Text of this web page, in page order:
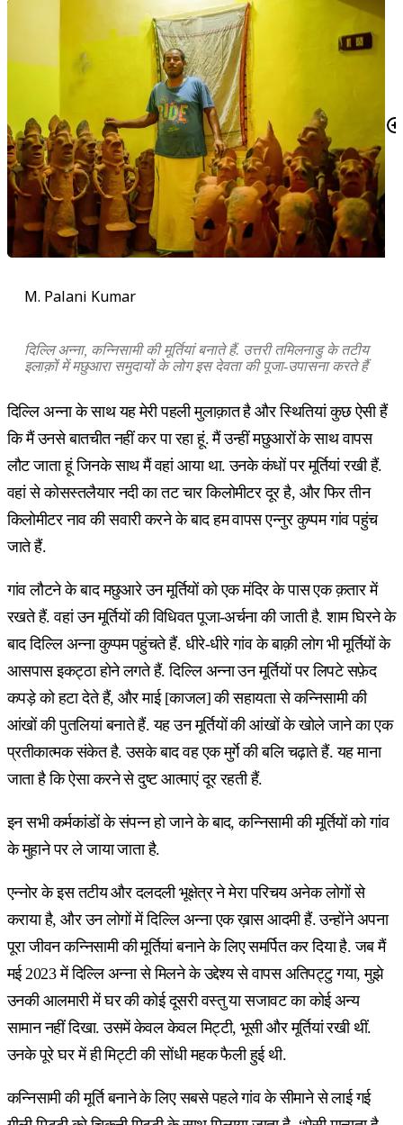
M. Palani Kumar
दिल्लि अन्ना, कन्निसामी की मूर्तियां बनाते हैं. उत्तरी तमिलनाडु के तटीय
इलाक़ों में मछुआरा समुदायों के लोग इस देवता की पूजा-उपासना करते हैं
दिल्लि अन्ना के साथ यह मेरी पहली मुलाक़ात है और स्थितियां कुछ ऐसी हैं
कि मैं उनसे बातचीत नहीं कर पा रहा हूं. मैं उन्हीं मछुआरों के साथ वापस
लौट जाता हूं जिनके साथ मैं वहां आया था. उनके कंधों पर मूर्तियां रखी हैं.
वहां से कोसस्तलैयार नदी का तट चार किलोमीटर दूर है, और फिर तीन
किलोमीटर नाव की सवारी करने के बाद हम वापस एन्नुर कुप्पम गांव पहुंच
जाते हैं.
गांव लौटने के बाद मछुआरे उन मूर्तियों को एक मंदिर के पास एक क़तार में
रखते हैं. वहां उन मूर्तियों की विधिवत पूजा-अर्चना की जाती है. शाम घिरने के
बाद दिल्लि अन्ना कुप्पम पहुंचते हैं. धीरे-धीरे गांव के बाक़ी लोग भी मूर्तियों के
आसपास इकट्ठा होने लगते हैं. दिल्लि अन्ना उन मूर्तियों पर लिपटे सफ़ेद
कपड़े को हटा देते हैं, और माई [काजल] की सहायता से कन्निसामी की
आंखों की पुतलियां बनाते हैं. यह उन मूर्तियों की आंखों के खोले जाने का एक
प्रतीकात्मक संकेत है. उसके बाद वह एक मुर्गे की बलि चढ़ाते हैं. यह माना
जाता है कि ऐसा करने से दुष्ट आत्माएं दूर रहती हैं.
इन सभी कर्मकांडों के संपन्न हो जाने के बाद, कन्निसामी की मूर्तियों को गांव
के मुहाने पर ले जाया जाता है.
एन्नोर के इस तटीय और दलदली भूक्षेत्र ने मेरा परिचय अनेक लोगों से
कराया है, और उन लोगों में दिल्लि अन्ना एक ख़ास आदमी हैं. उन्होंने अपना
पूरा जीवन कन्निसामी की मूर्तियां बनाने के लिए समर्पित कर दिया है. जब मैं
मई 2023 में दिल्लि अन्ना से मिलने के उद्देश्य से वापस अतिपट्टु गया, मुझे
उनकी आलमारी में घर की कोई दूसरी वस्तु या सजावट का कोई अन्य
सामान नहीं दिखा. उसमें केवल केवल मिट्टी, भूसी और मूर्तियां रखी थीं.
उनके पूरे घर में ही मिट्टी की सोंधी महक फैली हुई थी.
कन्निसामी की मूर्ति बनाने के लिए सबसे पहले गांव के सीमाने से लाई गई